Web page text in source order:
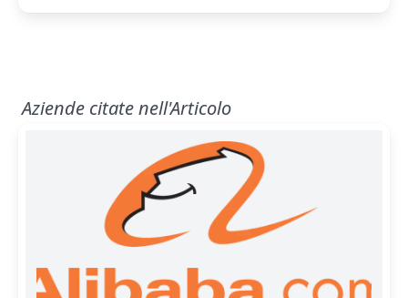
Aziende citate nell'Articolo